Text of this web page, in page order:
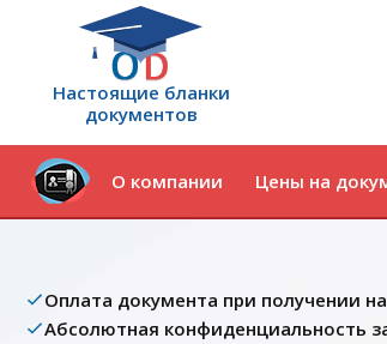
Настоящие бланки
документов
О компании Цены на
Оплата документа при получении
Абсолютная конфиденциальность